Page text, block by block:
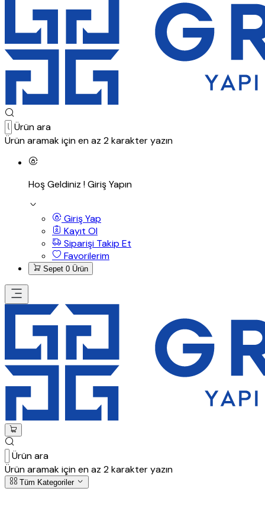
Ürün ara
Ürün aramak için en az 2 karakter yazın
Hoş Geldiniz !Giriş Yapın
Giriş Yap
Kayıt Ol
Siparişi Takip Et
Favorilerim
Sepet 0 Ürün
Ürün ara
Ürün aramak için en az 2 karakter yazın
Tüm Kategoriler